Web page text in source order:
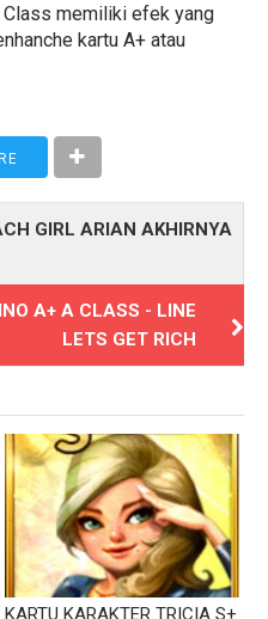
Class memiliki efek yang
kartu A+ atau
GIRL ARIAN AKHIRNYA
A+ A CLASS - LINE
LETS GET RICH
KARTU KARAKTER TRICIA S+